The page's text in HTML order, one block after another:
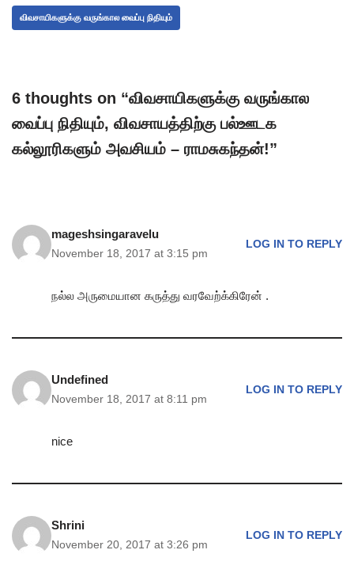
விவசாயிகளுக்கு வருங்கால வைப்பு நிதியும்
6 thoughts on “விவசாயிகளுக்கு வருங்கால
வைப்பு நிதியும், விவசாயத்திற்கு பல்ஊடக
கல்லூரிகளும் அவசியம் – ராமசுகந்தன்!”
mageshsingaravelu
November 18, 2017 at 3:15 pm
LOG IN TO REPLY
நல்ல அருமையான கருத்து வரவேற்க்கிரேன் .
Undefined
November 18, 2017 at 8:11 pm
LOG IN TO REPLY
nice
Shrini
November 20, 2017 at 3:26 pm
LOG IN TO REPLY